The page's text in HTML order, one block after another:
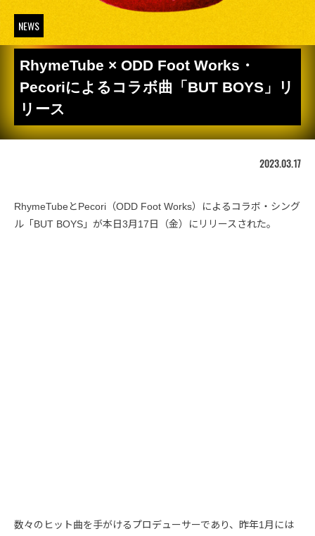
NEWS
RhymeTube × ODD Foot Works・
Pecoriによるコラボ曲「BUT BOYS」リ
リース
2023.03.17
RhymeTubeとPecori（ODD Foot Works）によるコラボ・シング
ル「BUT BOYS」が本日3月17日（金）にリリースされた。
数々のヒット曲を手がけるプロデューサーであり、昨年1月には